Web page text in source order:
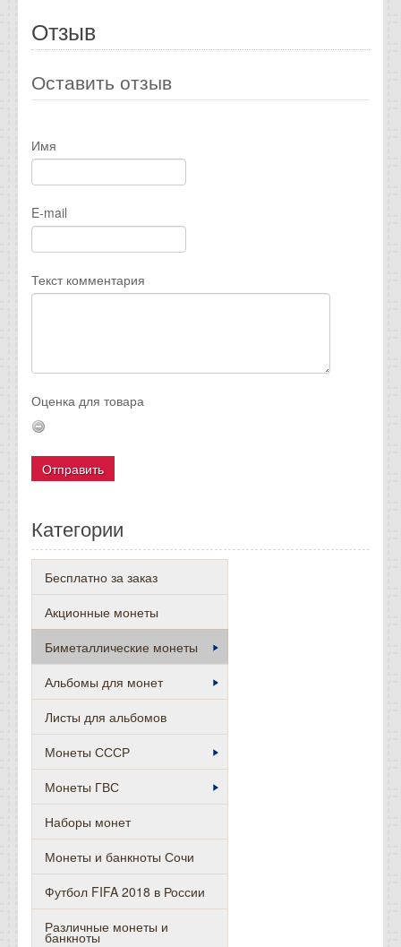
Отзыв
Оставить отзыв
Имя
E-mail
Текст комментария
Оценка для товара
Категории
Бесплатно за заказ
Акционные монеты
Биметаллические монеты
Альбомы для монет
Листы для альбомов
Монеты СССР
Монеты ГВС
Наборы монет
Монеты и банкноты Сочи
Футбол FIFA 2018 в России
Различные монеты и
банкноты